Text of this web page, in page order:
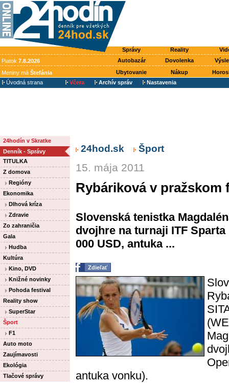
Správy Reality
Piatok 7.8.2026 Autobazár Dovolenka
Meniny má Štefánia Ubytovanie Nákup
Úvodná strana
Včera Archív správ Nastavenia
24hodín v Skratke
Denník - Správy
TITULKA
Z domova
Regióny
Ekonomika
Dlhová kríza
Zdravie
Zo zahraničia
Gala
Hudba
Kultúra
Kino, DVD
Knižné novinky
Pohoda festival
Reality show
SuperStar
Šport
F1
Auto moto
Zaujímavosti
Ekológia
Tlačové správy
24hod.sk Šport
15. mája 2011
Rybáriková v
Slovenská tenistka
dvojhre na turnaji ITF
000 USD, antuka ...
Zdieľať
antuka vonku).